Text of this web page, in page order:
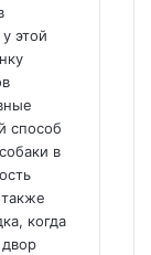
этой
способ
в
когда